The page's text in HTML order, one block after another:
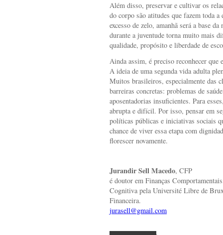
Além disso, preservar e cultivar os
do corpo são atitudes que fazem toda
excesso de zelo, amanhã será a base
durante a juventude torna muito mais
qualidade, propósito e liberdade de
Ainda assim, é preciso reconhecer que
A ideia de uma segunda vida adulta
Muitos brasileiros, especialmente das
barreiras concretas: problemas de
aposentadorias insuficientes. Para
abrupta e difícil. Por isso, pensar em
políticas públicas e iniciativas sociais
chance de viver essa etapa com
florescer novamente.
Jurandir Sell Macedo, CFP
é doutor em Finanças
Cognitiva pela Université Libre de
Financeira.
jurasell@gmail.com